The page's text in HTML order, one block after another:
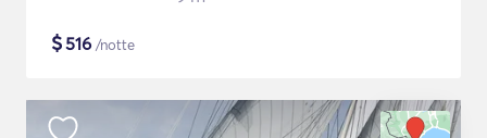
$516 /notte